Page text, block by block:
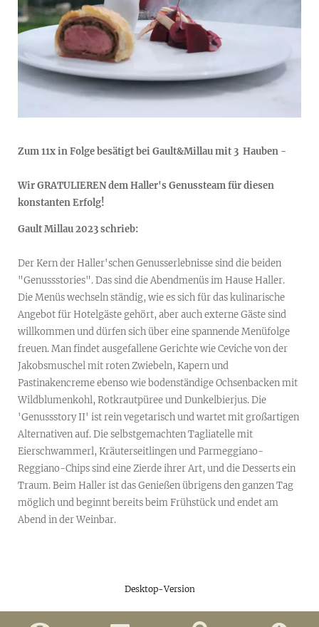
Zum 11x in Folge besätigt bei Gault&Millau mit 3 Hauben -
Wir GRATULIEREN dem Haller's Genussteam für diesen
konstanten Erfolg!
Gault Millau 2023 schrieb:
Der Kern der Haller'schen Genusserlebnisse sind die beiden
"Genussstories". Das sind die Abendmenüs im Hause Haller.
Die Menüs wechseln ständig, wie es sich für das kulinarische
Angebot für Hotelgäste gehört, aber auch externe Gäste sind
willkommen und dürfen sich über eine spannende Menüfolge
freuen. Man findet ausgefallene Gerichte wie Ceviche von der
Jakobsmuschel mit roten Zwiebeln, Kapern und
Pastinakencreme ebenso wie bodenständige Ochsenbacken mit
Wildblumenkohl, Rotkrautpüree und Dunkelbierjus. Die
'Genussstory II' ist rein vegetarisch und wartet mit großartigen
Alternativen auf. Die selbstgemachten Tagliatelle mit
Eierschwammerl, Kräuterseitlingen und Parmeggiano-
Reggiano-Chips sind eine Zierde ihrer Art, und die Desserts ein
Traum. Beim Haller ist das Genießen übrigens den ganzen Tag
möglich und beginnt bereits beim Frühstück und endet am
Abend in der Weinbar.
Desktop-Version